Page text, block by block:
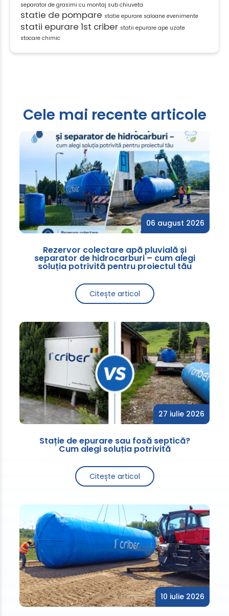
separator de grasimi cu montaj sub chiuveta
statie de pompare statie epurare saloane evenimente
statii epurare 1st criber statii epurare ape uzate
stocare chimic
Cele mai recente articole
06 august 2026
Rezervor colectare apă pluvială și
separator de hidrocarburi – cum alegi
soluția potrivită pentru proiectul tău
Citește articol
27 iulie 2026
Stație de epurare sau fosă septică?
Cum alegi soluția potrivită
Citește articol
10 iulie 2026